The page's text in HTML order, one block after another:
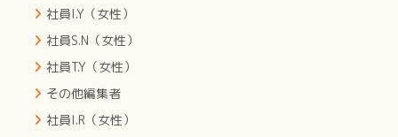
社員I.Y（女性）
社員S.N（女性）
社員T.Y（女性）
その他編集者
社員I.R（女性）